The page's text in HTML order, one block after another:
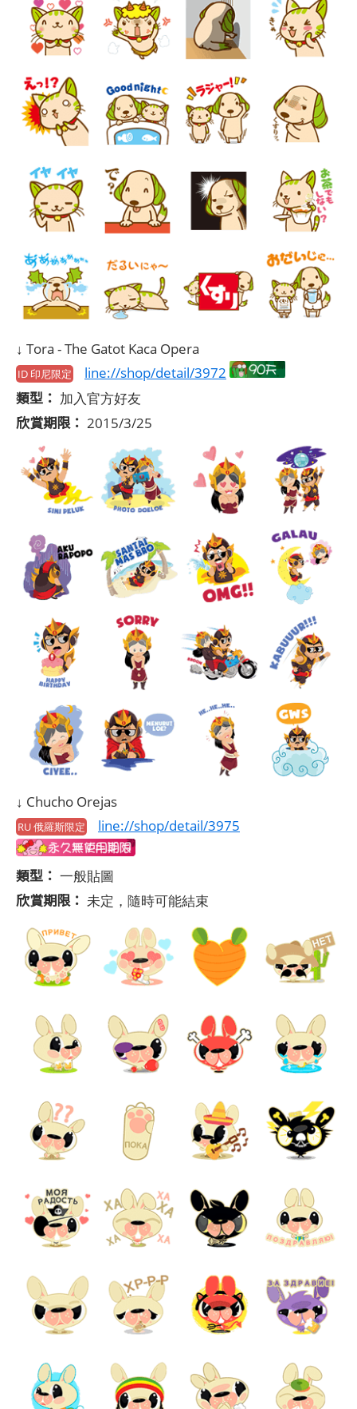
↓ Tora - The Gatot Kaca Opera
ID 印尼限定 line://shop/detail/3972
類型： 加入官方好友
欣賞期限： 2015/3/25
↓ Chucho Orejas
RU 俄羅斯限定 line://shop/detail/3975
類型： 一般貼圖
欣賞期限： 未定，隨時可能結束